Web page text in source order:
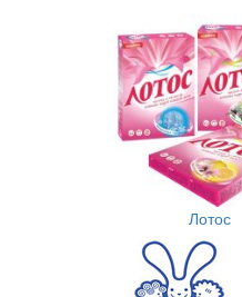
Лотос